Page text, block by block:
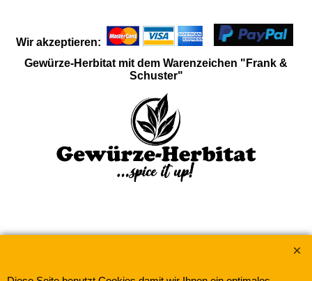
Wir akzeptieren:
Gewürze-Herbitat mit dem Warenzeichen "Frank &
Schuster"
ShopFactory Shop